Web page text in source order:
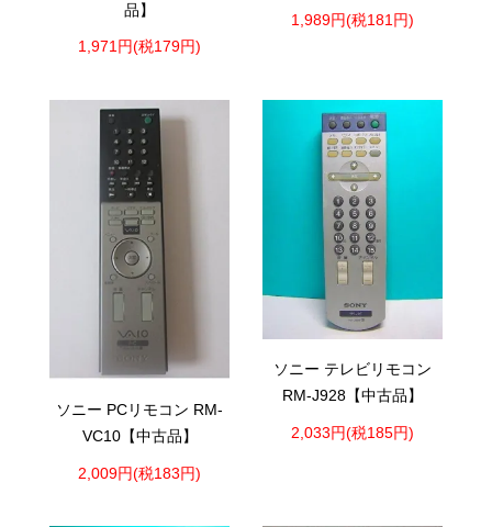
品】
1,971円(税179円)
1,989円(税181円)
ソニー PCリモコン RM-
VC10【中古品】
2,009円(税183円)
ソニー テレビリモコン
RM-J928【中古品】
2,033円(税185円)